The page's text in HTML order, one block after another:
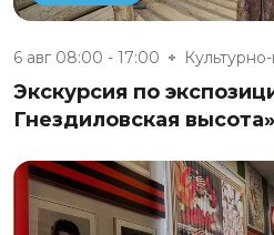
6 авг 08:00 - 17:00
Экскурсия по
Гнездиловская